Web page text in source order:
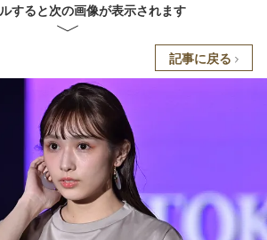
すると次の画像が表示されます
記事に戻る